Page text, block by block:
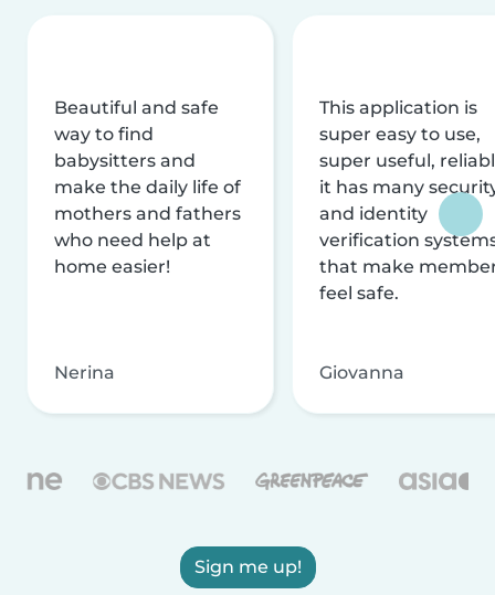
Beautiful and safe
way to find
babysitters and
make the daily life of
mothers and fathers
who need help at
home easier!
Nerina
This application is
super easy to use,
super useful,
it has many
and identity
verification
that make
feel safe.
Giovanna
Sign me up!